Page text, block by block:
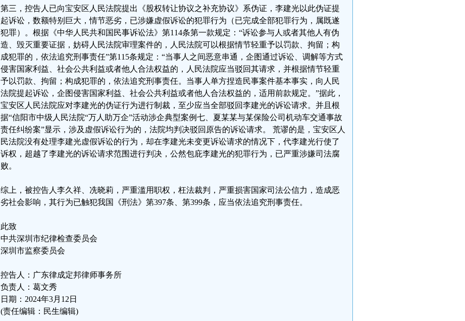
第三，控告人已向宝安区人民法院提出《股权转让协议之补充协议》系伪证，李建光以此伪证提
起诉讼，数额特别巨大，情节恶劣，已涉嫌虚假诉讼的犯罪行为（已完成全部犯罪行为，属既遂
犯罪）。根据《中华人民共和国民事诉讼法》第114条第一款规定：“诉讼参与人或者其他人有伪
造、毁灭重要证据，妨碍人民法院审理案件的，人民法院可以根据情节轻重予以罚款、拘留；构
成犯罪的，依法追究刑事责任”第115条规定：“当事人之间恶意串通，企图通过诉讼、调解等方式
侵害国家利益、社会公共利益或者他人合法权益的，人民法院应当驳回其请求，并根据情节轻重
予以罚款、拘留；构成犯罪的，依法追究刑事责任。当事人单方捏造民事案件基本事实，向人民
法院提起诉讼，企图侵害国家利益、社会公共利益或者他人合法权益的，适用前款规定。”据此，
宝安区人民法院应对李建光的伪证行为进行制裁，至少应当全部驳回李建光的诉讼请求。并且根
据“信阳市中级人民法院“万人助万企”活动涉企典型案例七、夏某某与某保险公司机动车交通事故
责任纠纷案”显示，涉及虚假诉讼行为的，法院均判决驳回原告的诉讼请求。 荒谬的是，宝安区人
民法院没有处理李建光虚假诉讼的行为，却在李建光未变更诉讼请求的情况下，代李建光行使了
诉权，超越了李建光的诉讼请求范围进行判决，公然包庇李建光的犯罪行为，已严重涉嫌司法腐
败。
综上，被控告人李久祥、冼晓莉，严重滥用职权，枉法裁判，严重损害国家司法公信力，造成恶
劣社会影响，其行为已触犯我国《刑法》第397条、第399条，应当依法追究刑事责任。
此致
中共深圳市纪律检查委员会
深圳市监察委员会
控告人：广东律成定邦律师事务所
负责人：葛文秀
日期：2024年3月12日
(责任编辑：民生编辑)